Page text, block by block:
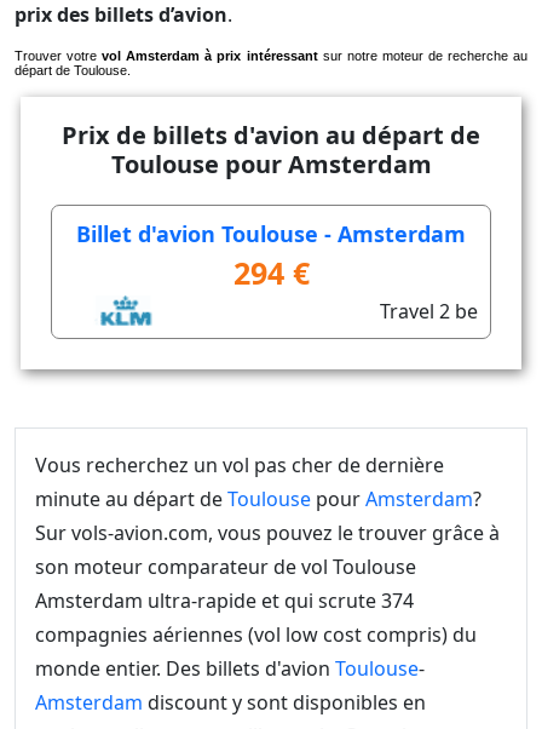
prix des billets d’avion.
Trouver votrevol Amsterdam à prix intéressantsur notre moteur de recherche au
départ de Toulouse.
Prix de billets d'avion au départ de
Toulouse pour Amsterdam
Billet d'avion Toulouse - Amsterdam
294 €
Travel 2 be
Vous recherchez un vol pas cher de dernière
minute au départ deToulouse pourAmsterdam?
Sur vols-avion.com, vous pouvez le trouver grâce à
son moteur comparateur de vol Toulouse
Amsterdam ultra-rapide et qui scrute 374
compagnies aériennes (vol low cost compris) du
monde entier. Des billets d'avion Toulouse-
Amsterdam discount y sont disponibles en